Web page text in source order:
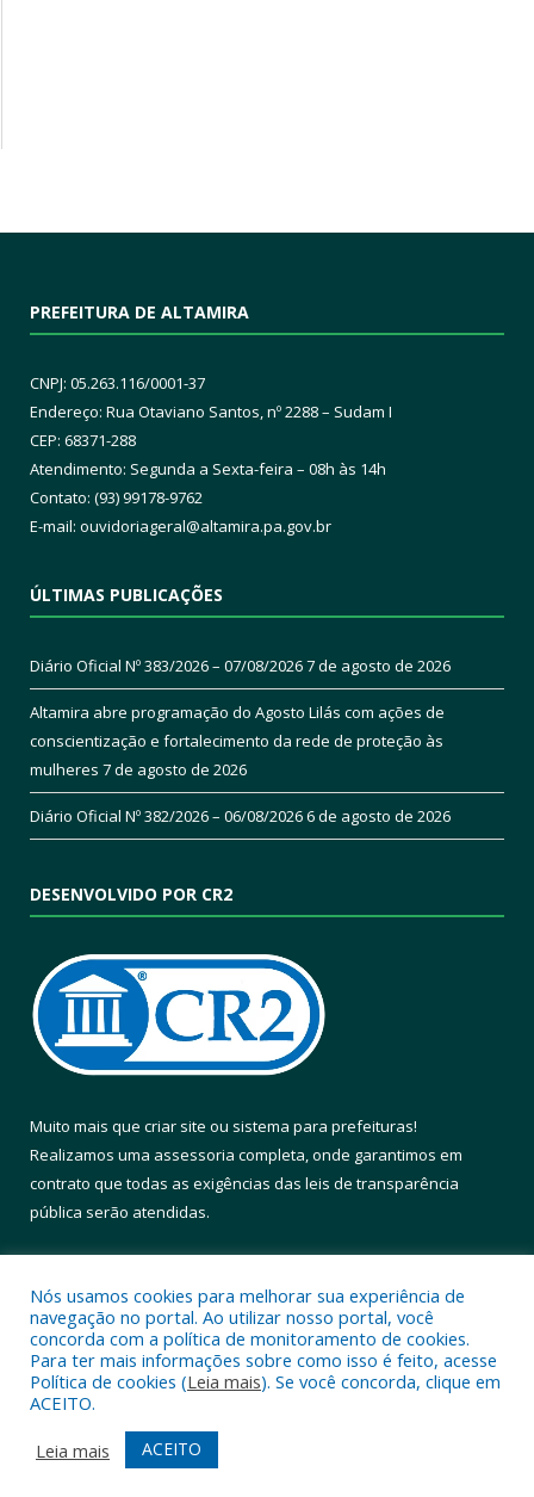
PREFEITURA DE ALTAMIRA
CNPJ: 05.263.116/0001-37
Endereço: Rua Otaviano Santos, nº 2288 – Sudam I
CEP: 68371-288
Atendimento: Segunda a Sexta-feira – 08h às 14h
Contato: (93) 99178-9762
E-mail: ouvidoriageral@altamira.pa.gov.br
ÚLTIMAS PUBLICAÇÕES
Diário Oficial Nº 383/2026 – 07/08/20267 de agosto de 2026
Altamira abre programação do Agosto Lilás com ações de
conscientização e fortalecimento da rede de proteção às
mulheres 7 de agosto de 2026
Diário Oficial Nº 382/2026 – 06/08/20266 de agosto de 2026
DESENVOLVIDO POR CR2
Muito mais que criar site ou sistema para prefeituras!
Realizamos uma assessoria completa, onde garantimos em
contrato que todas as exigências das leis de transparência
pública serão atendidas.
Todos os direitos reservados a Prefeitura Municipal de Altamira.
Mapa do Site
Acessar Área Administrativa
Acessar Webmail
Nós usamos cookies para melhorar sua experiência de
navegação no portal. Ao utilizar nosso portal, você
concorda com a política de monitoramento de cookies.
Para ter mais informações sobre como isso é feito, acesse
Política de cookies (Leia mais). Se você concorda, clique em
ACEITO.
Leia mais
ACEITO